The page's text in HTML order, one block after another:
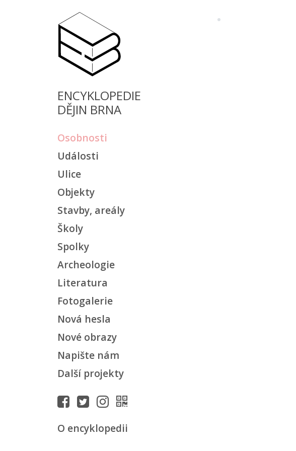
ENCYKLOPEDIE
DĚJIN BRNA
Osobnosti
Události
Ulice
Objekty
Stavby, areály
Školy
Spolky
Archeologie
Literatura
Fotogalerie
Nová hesla
Nové obrazy
Napište nám
Další projekty
O encyklopedii